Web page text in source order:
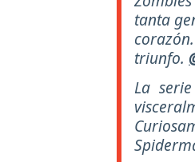
tanta
triunfo.
La